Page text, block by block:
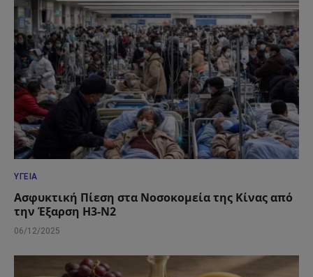
ΥΓΕΊΑ
Ασφυκτική Πίεση στα Νοσοκομεία της Κίνας από
την Έξαρση H3-N2
06/12/2025